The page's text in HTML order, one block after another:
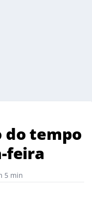
do tempo
feira
5 min